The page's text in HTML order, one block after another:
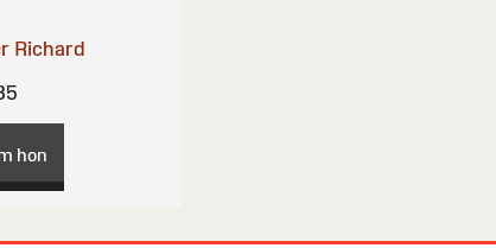
Richard
hon